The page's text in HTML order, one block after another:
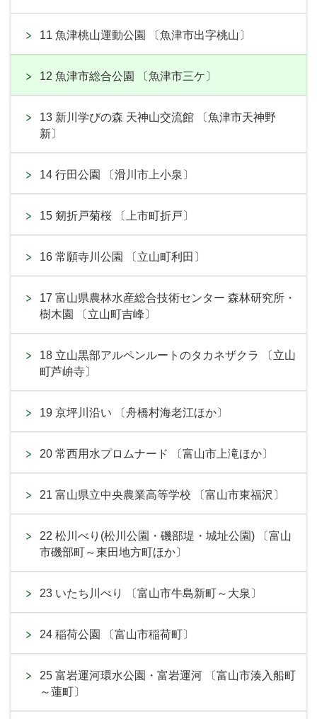
11 魚津桃山運動公園 〔魚津市出字桃山〕
12 魚津市総合公園 〔魚津市三ケ〕
13 新川学びの森 天神山交流館 〔魚津市天神野
新〕
14 行田公園 〔滑川市上小泉〕
15 剱折戸菊桜 〔上市町折戸〕
16 常願寺川公園 〔立山町利田〕
17 富山県農林水産総合技術センター 森林研究所・
樹木園 〔立山町吉峰〕
18 立山黒部アルペンルートのタカネザクラ 〔立山
町芦峅寺〕
19 京坪川沿い 〔舟橋村海老江ほか〕
20 常西用水プロムナード 〔富山市上滝ほか〕
21 富山県立中央農業高等学校 〔富山市東福沢〕
22 松川べり(松川公園・磯部堤・城址公園) 〔富山
市磯部町～東田地方町ほか〕
23 いたち川べり 〔富山市牛島新町～大泉〕
24 稲荷公園 〔富山市稲荷町〕
25 富岩運河環水公園・富岩運河 〔富山市湊入船町
～蓮町〕